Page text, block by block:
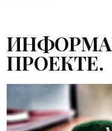
ПРОЕКТЕ.